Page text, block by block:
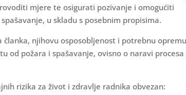
mjere te osigurati pozivanje i omogućiti
u skladu s posebnim propisima.
članka, njihovu osposobljenost i potrebnu
od požara i spašavanje, ovisno o naravi procesa
rizika za život i zdravlje radnika obvezan: